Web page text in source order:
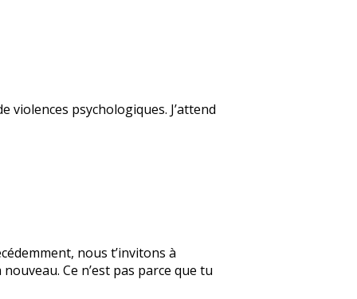
violences psychologiques. J’attend
nous t’invitons à
Ce n’est pas parce que tu